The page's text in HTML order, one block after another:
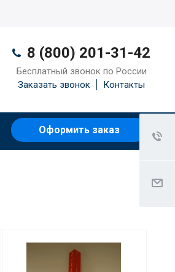
8 (800) 201-31-42
Бесплатный звонок по России
Заказать звонок
Контакты
Оформить заказ